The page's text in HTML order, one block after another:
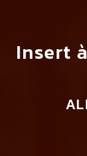
Insert